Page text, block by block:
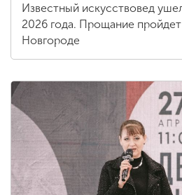
Известный искусствовед
2026 года. Прощание
Новгороде